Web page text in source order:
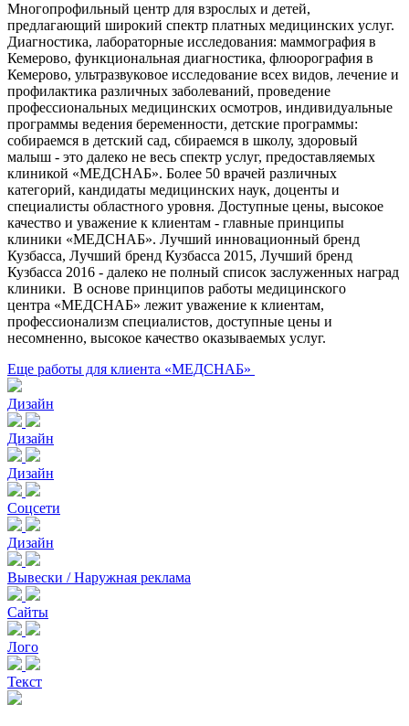
Многопрофильный центр для взрослых и детей,
предлагающий широкий спектр платных медицинских услуг.
Диагностика, лабораторные исследования: маммография в
Кемерово, функциональная диагностика, флюорография в
Кемерово, ультразвуковое исследование всех видов, лечение и
профилактика различных заболеваний, проведение
профессиональных медицинских осмотров, индивидуальные
программы ведения беременности, детские программы:
собираемся в детский сад, сбираемся в школу, здоровый
малыш - это далеко не весь спектр услуг, предоставляемых
клиникой «МЕДСНАБ». Более 50 врачей различных
категорий, кандидаты медицинских наук, доценты и
специалисты областного уровня. Доступные цены, высокое
качество и уважение к клиентам - главные принципы
клиники «МЕДСНАБ». Лучший инновационный бренд
Кузбасса, Лучший бренд Кузбасса 2015, Лучший бренд
Кузбасса 2016 - далеко не полный список заслуженных наград
клиники. В основе принципов работы медицинского
центра «МЕДСНАБ» лежит уважение к клиентам,
профессионализм специалистов, доступные цены и
несомненно, высокое качество оказываемых услуг.
Еще работы для клиента «МЕДСНАБ»
Дизайн
Дизайн
Дизайн
Соцсети
Дизайн
Вывески / Наружная реклама
Сайты
Лого
Текст